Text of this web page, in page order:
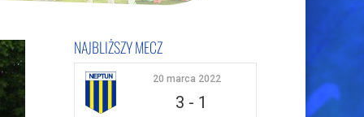
NAJBLIŻSZY MECZ
20 marca 2022
3 - 1